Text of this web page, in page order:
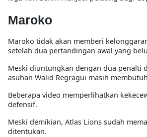
Maroko
Maroko tidak akan memberi
setelah dua pertandingan awal yang
Meski diuntungkan dengan dua penalti
asuhan Walid Regragui masih
Beberapa video memperlihatkan
defensif.
Meski demikian, Atlas Lions sudah
ditentukan.